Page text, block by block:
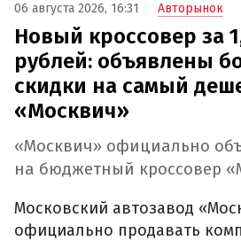
06 августа 2026, 16:31 Авторынок
Новый кроссовер за
рублей: объявлены
скидки на самый
«Москвич»
«Москвич» официально
на бюджетный кроссовер
Московский автозавод
официально продавать